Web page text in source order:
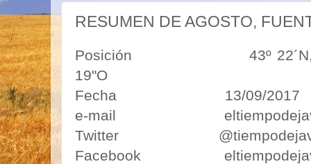
RESUMEN DE AGOSTO,
Posición 43º 22´N,
19"O
Fecha 13/09/2017
e-mail
Twitter
Facebook